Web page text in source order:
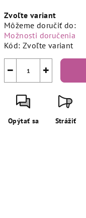
cena:
Zvoľte variant
Môžeme doručiť do:
Možnosti doručenia
Kód: Zvoľte variant
+
−
Opýtať sa Strážiť